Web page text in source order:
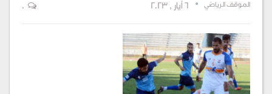
الموقف الرياضي 0